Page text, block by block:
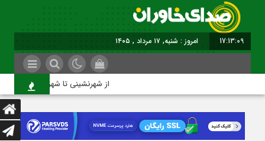
17:13:10 امروز : شنبه, ۱۷ مرداد , ۱۴۰۵
از شهرنشینی تا شهروندی